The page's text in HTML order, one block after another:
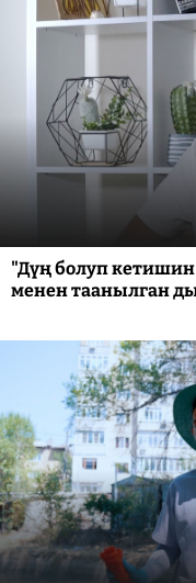
"Дүң болуп
менен таанылган